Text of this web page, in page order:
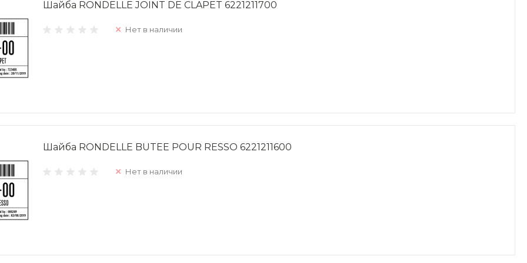
Шайба RONDELLE JOINT DE CLAPET 6221211700
Нет в наличии
Шайба RONDELLE BUTEE POUR RESSO 6221211600
Нет в наличии